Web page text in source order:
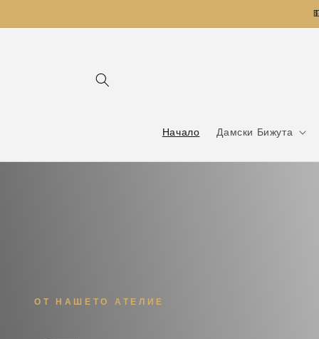
съдържанието
Начало Дамски Бижута